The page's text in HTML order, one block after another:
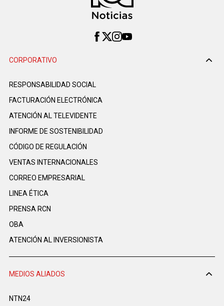
CORPORATIVO
RESPONSABILIDAD SOCIAL
FACTURACIÓN ELECTRÓNICA
ATENCIÓN AL TELEVIDENTE
INFORME DE SOSTENIBILIDAD
CÓDIGO DE REGULACIÓN
VENTAS INTERNACIONALES
CORREO EMPRESARIAL
LINEA ÉTICA
PRENSA RCN
OBA
ATENCIÓN AL INVERSIONISTA
MEDIOS ALIADOS
NTN24